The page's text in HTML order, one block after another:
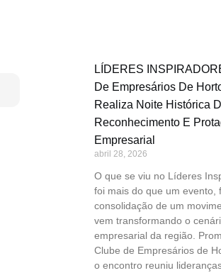
LÍDERES
De Empresários De
Realiza Noite Histórica
Reconhecimento E
Empresarial
abril 28, 2026
O que se viu no Líderes
foi mais do que um evento,
consolidação de um
vem transformando o
empresarial da região.
Clube de Empresários de
o encontro reuniu